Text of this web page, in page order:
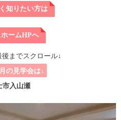
知りたい方は
ームHPへ
までスクロール↓
の見学会は↓
市入山瀬